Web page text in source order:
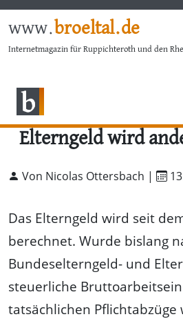
www.broeltal.de
Internetmagazin für Ruppichteroth und den
Elterngeld wird
Von Nicolas Ottersbach |
Das Elterngeld wird seit
berechnet. Wurde bislang
Bundeselterngeld- und
steuerliche
tatsächlichen Pflichtabzüge